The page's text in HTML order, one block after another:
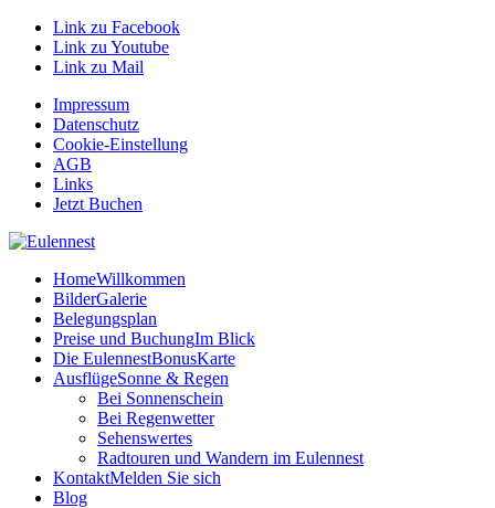
Link zu Facebook
Link zu Youtube
Link zu Mail
Impressum
Datenschutz
Cookie-Einstellung
AGB
Links
Jetzt Buchen
HomeWillkommen
BilderGalerie
Belegungsplan
Preise und BuchungIm Blick
Die EulennestBonusKarte
AusflügeSonne & Regen
Bei Sonnenschein
Bei Regenwetter
Sehenswertes
Radtouren und Wandern im Eulennest
KontaktMelden Sie sich
Blog